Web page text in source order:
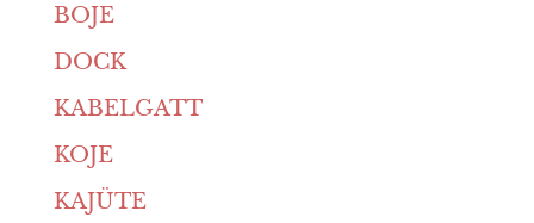
BOJE
DOCK
KABELGATT
KOJE
KAJÜTE